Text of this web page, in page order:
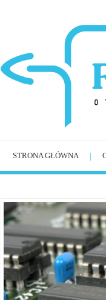
STRONA GŁÓWNA